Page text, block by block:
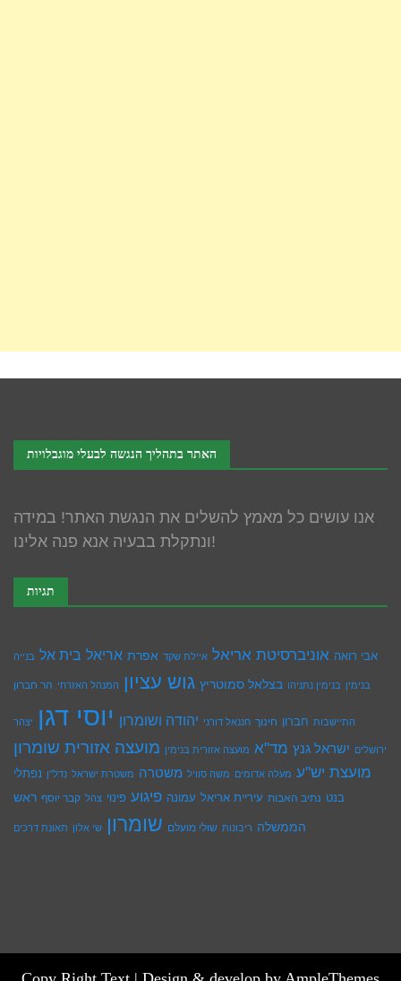
האתר בתהליך הנגשה לבעלי מוגבלויות
אנו עושים כל מאמץ להשלים את הנגשת האתר! במידה
ונתקלת בבעיה אנא פנה אלינו!
תגיות
אבי רואה אוניברסיטת אריאל איילת שקד אפרת אריאל בית אל בנייה
בנימין בנימין נתניהו בצלאל סמוטריץ גוש עציון המנהל האזרחי הר חברון
התיישבות חברון חינוך חננאל דורני יהודה ושומרון יוסי דגן יצהר
ירושלים ישראל גנץ מד"א מועצה אזורית בנימין מועצה אזורית שומרון
מועצת יש''ע מעלה אדומים משה סוויל משטרה משטרת ישראל נדל''ן נפתלי
בנט נתיב האבות עיריית אריאל עמונה פיגוע פינוי צהל קבר יוסף ראש
הממשלה ריבונות שולי מועלם שומרון שי אלון תאונת דרכים